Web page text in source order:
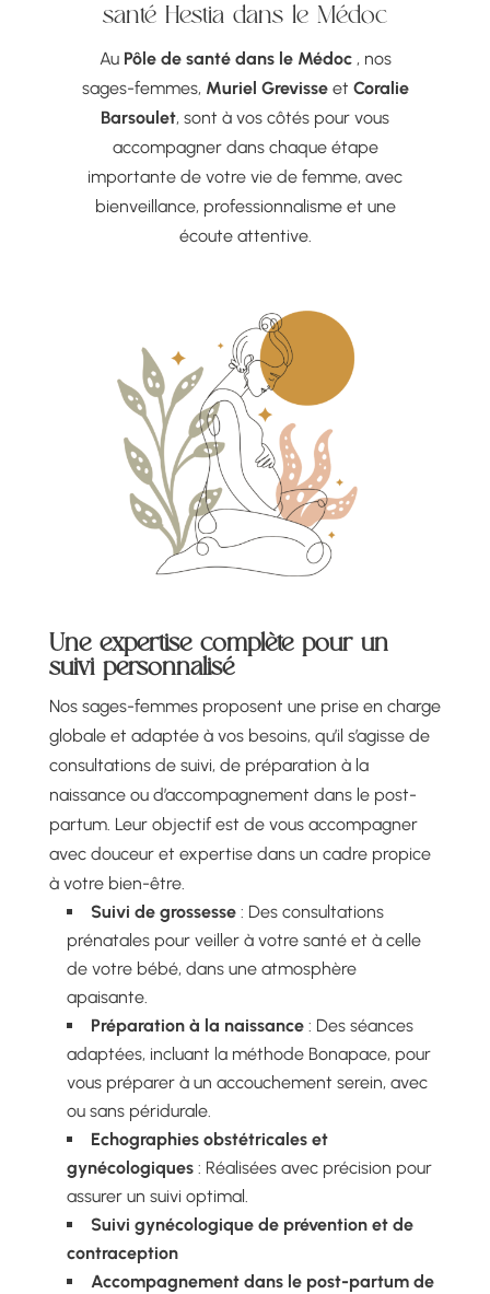
santé Hestia dans le Médoc
Au Pôle de santé dans le Médoc , nos
sages-femmes, Muriel Grevisseet Coralie
Barsoulet, sont à vos côtés pour vous
accompagner dans chaque étape
importante de votre vie de femme, avec
bienveillance, professionnalisme et une
écoute attentive.
Une expertise complète pour un
suivi personnalisé
Nos sages-femmes proposent une prise en charge
globale et adaptée à vos besoins, qu’il s’agisse de
consultations de suivi, de préparation à la
naissance ou d’accompagnement dans le post-
partum. Leur objectif est de vous accompagner
avec douceur et expertise dans un cadre propice
à votre bien-être.
Suivi de grossesse: Des consultations
prénatales pour veiller à votre santé et à celle
de votre bébé, dans une atmosphère
apaisante.
Préparation à la naissance: Des séances
adaptées, incluant la méthode Bonapace, pour
vous préparer à un accouchement serein, avec
ou sans péridurale.
Echographies obstétricales et
gynécologiques: Réalisées avec précision pour
assurer un suivi optimal.
Suivi gynécologique de prévention et de
contraception
Accompagnement dans le post-partum de